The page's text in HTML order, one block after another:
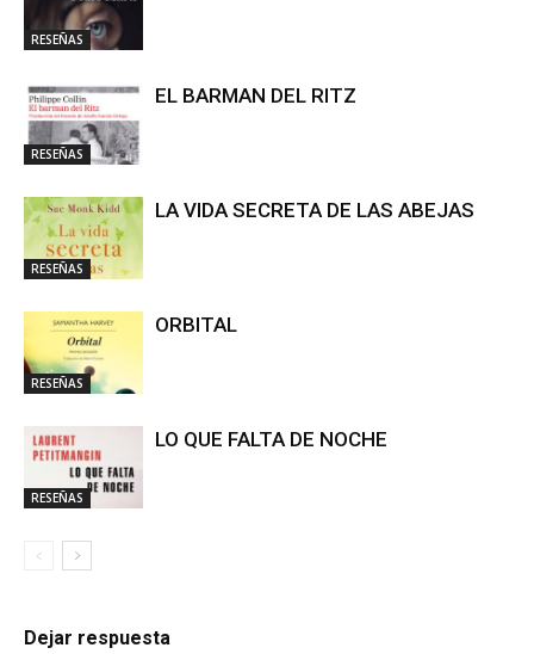
RESEÑAS
RESEÑAS
EL BARMAN DEL RITZ
RESEÑAS
LA VIDA SECRETA DE LAS ABEJAS
RESEÑAS
ORBITAL
RESEÑAS
LO QUE FALTA DE NOCHE
Dejar respuesta